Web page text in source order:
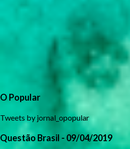
O Popular
Tweets by jornal_opopular
Questão Brasil - 09/04/2019